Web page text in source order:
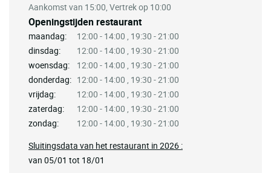
Aankomst van 15:00, Vertrek op 10:00
Openingstijden restaurant
maandag:
12:00 - 14:00 , 19:30 - 21:00
dinsdag:
12:00 - 14:00 , 19:30 - 21:00
woensdag:
12:00 - 14:00 , 19:30 - 21:00
donderdag: 12:00 - 14:00 , 19:30 - 21:00
vrijdag:
12:00 - 14:00 , 19:30 - 21:00
zaterdag:
12:00 - 14:00 , 19:30 - 21:00
zondag:
12:00 - 14:00 , 19:30 - 21:00
Sluitingsdata van het restaurant in 2026 :
van 05/01 tot 18/01